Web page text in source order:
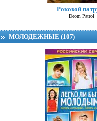
Роковой
Doom Patrol
МОЛОДЕЖНЫЕ (107)